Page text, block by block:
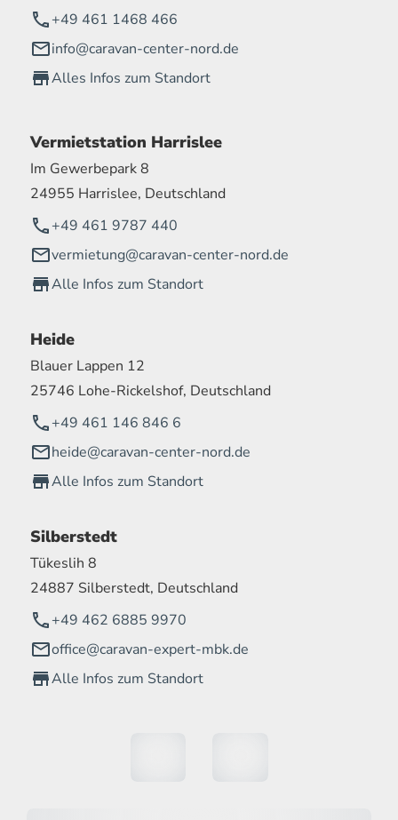
+49 461 1468 466
info@caravan-center-nord.de
Alles Infos zum Standort
Vermietstation Harrislee
Im Gewerbepark 8
24955 Harrislee, Deutschland
+49 461 9787 440
vermietung@caravan-center-nord.de
Alle Infos zum Standort
Heide
Blauer Lappen 12
25746 Lohe-Rickelshof, Deutschland
+49 461 146 846 6
heide@caravan-center-nord.de
Alle Infos zum Standort
Silberstedt
Tükeslih 8
24887 Silberstedt, Deutschland
+49 462 6885 9970
office@caravan-expert-mbk.de
Alle Infos zum Standort